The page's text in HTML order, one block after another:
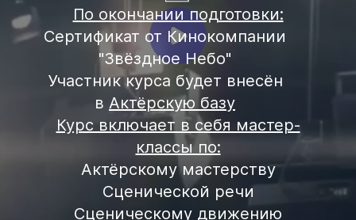
По окончании подготовки:
Сертификат от Кинокомпании
"Звёздное Небо"
Участник курса будет внесён
в Актёрскую базу
Курс включает в себя мастер-
классы по:
Актёрскому мастерству
Сценической речи
Сценическому движению